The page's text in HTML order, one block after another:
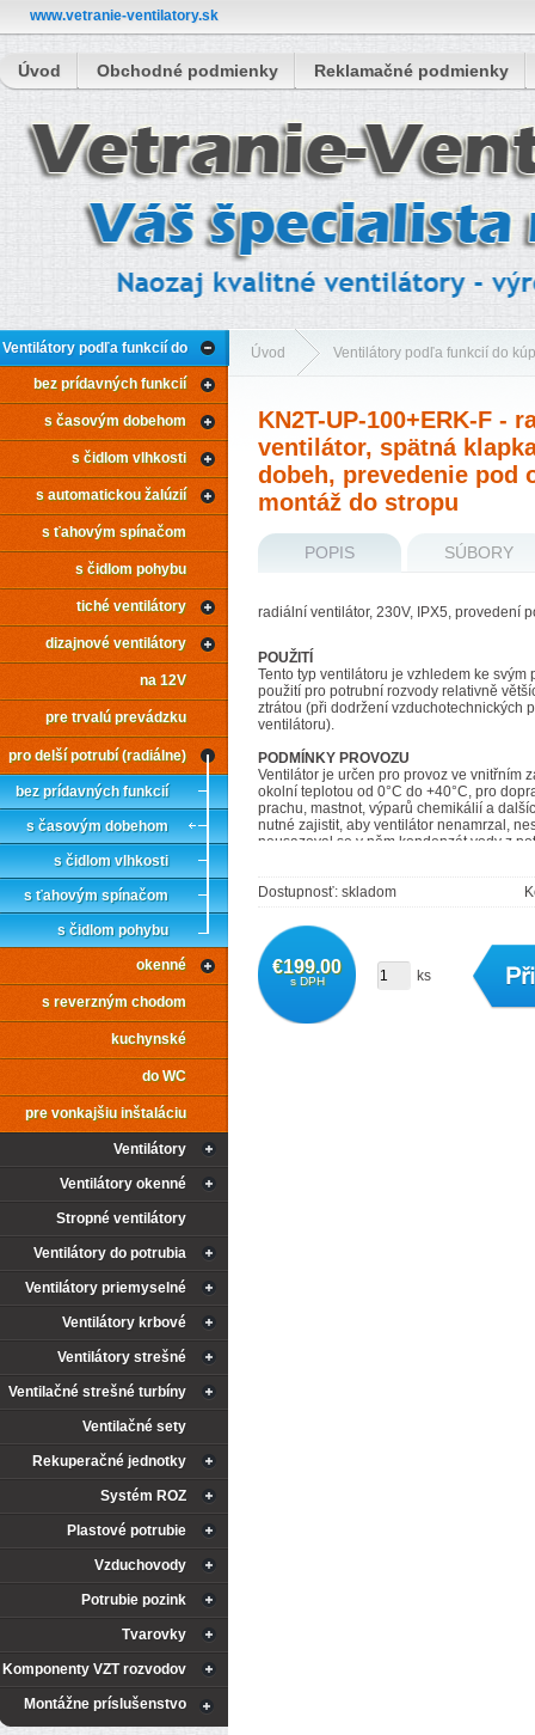
www.vetranie-ventilatory.sk
Úvod Obchodné podmienky Reklamačné podmienky
Úvod Ventilátory podľa funkcií do
KN2T-UP-100+ERK-F - radiálny
pod omietku, montáž do stropu
Ventilátory podľa funkcií do
kúpeľne
bez prídavných funkcií
s časovým dobehom
s čidlom vlhkosti
s automatickou žalúzií
s ťahovým spínačom
s čidlom pohybu
tiché ventilátory
dizajnové ventilátory
na 12V
pre trvalú prevádzku
pro delší potrubí (radiálne)
bez prídavných funkcií
s časovým dobehom
s čidlom vlhkosti
s ťahovým spínačom
s čidlom pohybu
okenné
s reverzným chodom
kuchynské
do WC
pre vonkajšiu inštaláciu
Ventilátory
Ventilátory okenné
Stropné ventilátory
Ventilátory do potrubia
Ventilátory priemyselné
Ventilátory krbové
Ventilátory strešné
Ventilačné strešné turbíny
Ventilačné sety
Rekuperačné jednotky
Systém ROZ
Plastové potrubie
Vzduchovody
Potrubie pozink
Tvarovky
Komponenty VZT rozvodov
Montážne príslušenstvo
KN2T-UP-100+ERK-F -
ventilátor, spätná
dobeh, prevedenie pod
montáž do stropu
POPIS SÚBORY
radiální ventilátor, 230V, IPX5, provedení
POUŽITÍ
Tento typ ventilátoru je vzhledem ke svým
použití pro potrubní rozvody relativně
ztrátou (při dodržení vzduchotechnických
ventilátoru).
PODMÍNKY PROVOZU
Ventilátor je určen pro provoz ve vnitřním
okolní teplotou od 0°C do +40°C, pro
prachu, mastnot, výparů chemikálií a
nutné zajistit, aby ventilátor nenamrzal,
neusazoval se v něm kondenzát vody z
SKŘÍŇ
Skříň je vyrobena z elektricky nevodivého
Plast je mechanicky odolný, barevně stálý
je možné umístit na stěnu nebo i pod
Dostupnosť: skladom
€199.00
s DPH ks